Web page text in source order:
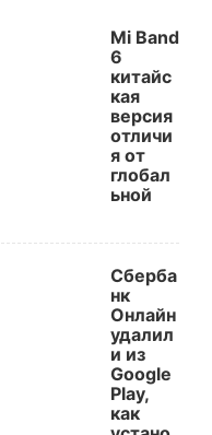
Mi Band
6
китайс
кая
версия
отличи
я от
глобал
ьной
Сберба
нк
Онлайн
удалил
и из
Google
Play,
как